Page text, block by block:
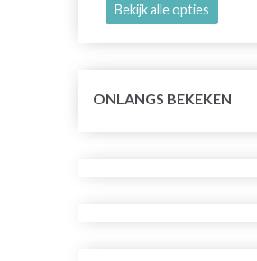
Bekijk alle opties
ONLANGS BEKEKEN